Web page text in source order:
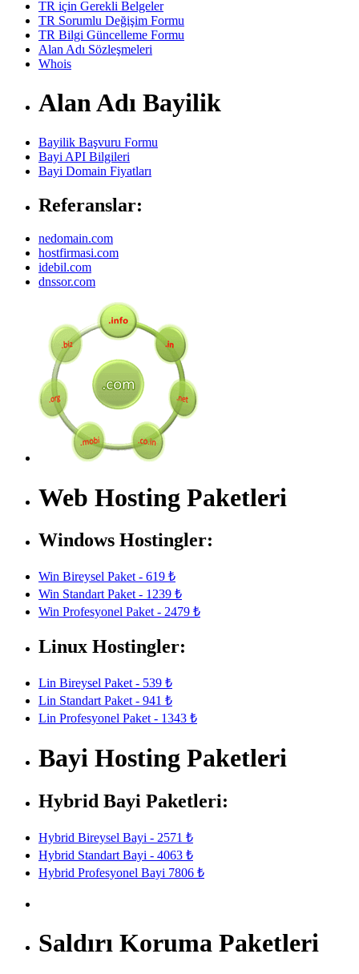
TR için Gerekli Belgeler
TR Sorumlu Değişim Formu
TR Bilgi Güncelleme Formu
Alan Adı Sözleşmeleri
Whois
Alan Adı Bayilik
Bayilik Başvuru Formu
Bayi API Bilgileri
Bayi Domain Fiyatları
Referanslar:
nedomain.com
hostfirmasi.com
idebil.com
dnssor.com
Web Hosting Paketleri
Windows Hostingler:
Win Bireysel Paket - 619 ₺
Win Standart Paket - 1239 ₺
Win Profesyonel Paket - 2479 ₺
Linux Hostingler:
Lin Bireysel Paket - 539 ₺
Lin Standart Paket - 941 ₺
Lin Profesyonel Paket - 1343 ₺
Bayi Hosting Paketleri
Hybrid Bayi Paketleri:
Hybrid Bireysel Bayi - 2571 ₺
Hybrid Standart Bayi - 4063 ₺
Hybrid Profesyonel Bayi 7806 ₺
Saldırı Koruma Paketleri